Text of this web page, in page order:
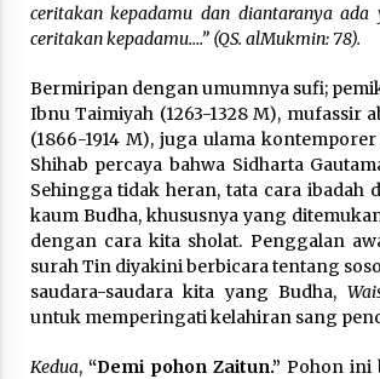
ceritakan kepadamu dan diantaranya
ceritakan kepadamu….” (QS. alMukmin: 78).
Bermiripan dengan umumnya sufi;
Ibnu Taimiyah (1263-1328 M), mufassir
(1866-1914 M), juga ulama
Shihab percaya bahwa Sidharta
Sehingga tidak heran, tata cara ibadah
kaum Budha, khususnya yang
dengan cara kita sholat. Penggalan
surah Tin diyakini berbicara tentang
saudara-saudara kita yang Budha,
untuk memperingati kelahiran sang
Kedua, “Demi pohon Zaitun.” Pohon ini